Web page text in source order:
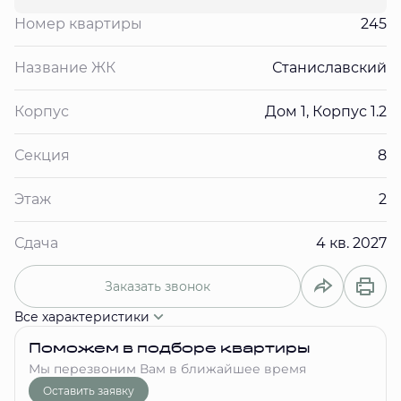
Номер квартиры 245
Название ЖК Станиславский
Корпус Дом 1, Корпус 1.2
Секция 8
Этаж 2
Сдача 4 кв. 2027
Заказать звонок
Все характеристики
Поможем в подборе квартиры
Мы перезвоним Вам в ближайшее время
Оставить заявку